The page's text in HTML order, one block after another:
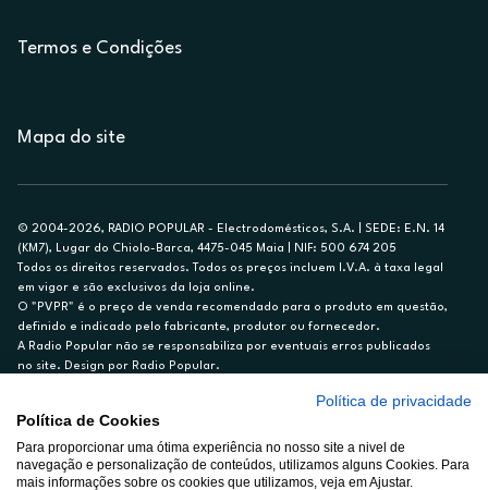
Termos e Condições
Mapa do site
© 2004-2026, RADIO POPULAR - Electrodomésticos, S.A. | SEDE: E.N. 14
(KM7), Lugar do Chiolo-Barca, 4475-045 Maia | NIF: 500 674 205
Todos os direitos reservados. Todos os preços incluem I.V.A. à taxa legal
em vigor e são exclusivos da loja online.
O "PVPR" é o preço de venda recomendado para o produto em questão,
definido e indicado pelo fabricante, produtor ou fornecedor.
A Radio Popular não se responsabiliza por eventuais erros publicados
no site. Design por Radio Popular.
Ex. para limite de crédito de €1.500, reembolsado em 12 meses, TAN
14,79%.
Crédito sujeito a aprovação pelo Cetelem, marca BNP Paribas Personal
Finance, S.A., Sucursal em Portugal. Informe-se no 21 721 90 00 (dias
Política de privacidade
Política de Cookies
Para proporcionar uma ótima experiência no nosso site a nivel de
navegação e personalização de conteúdos, utilizamos alguns Cookies. Para
mais informações sobre os cookies que utilizamos, veja em Ajustar.